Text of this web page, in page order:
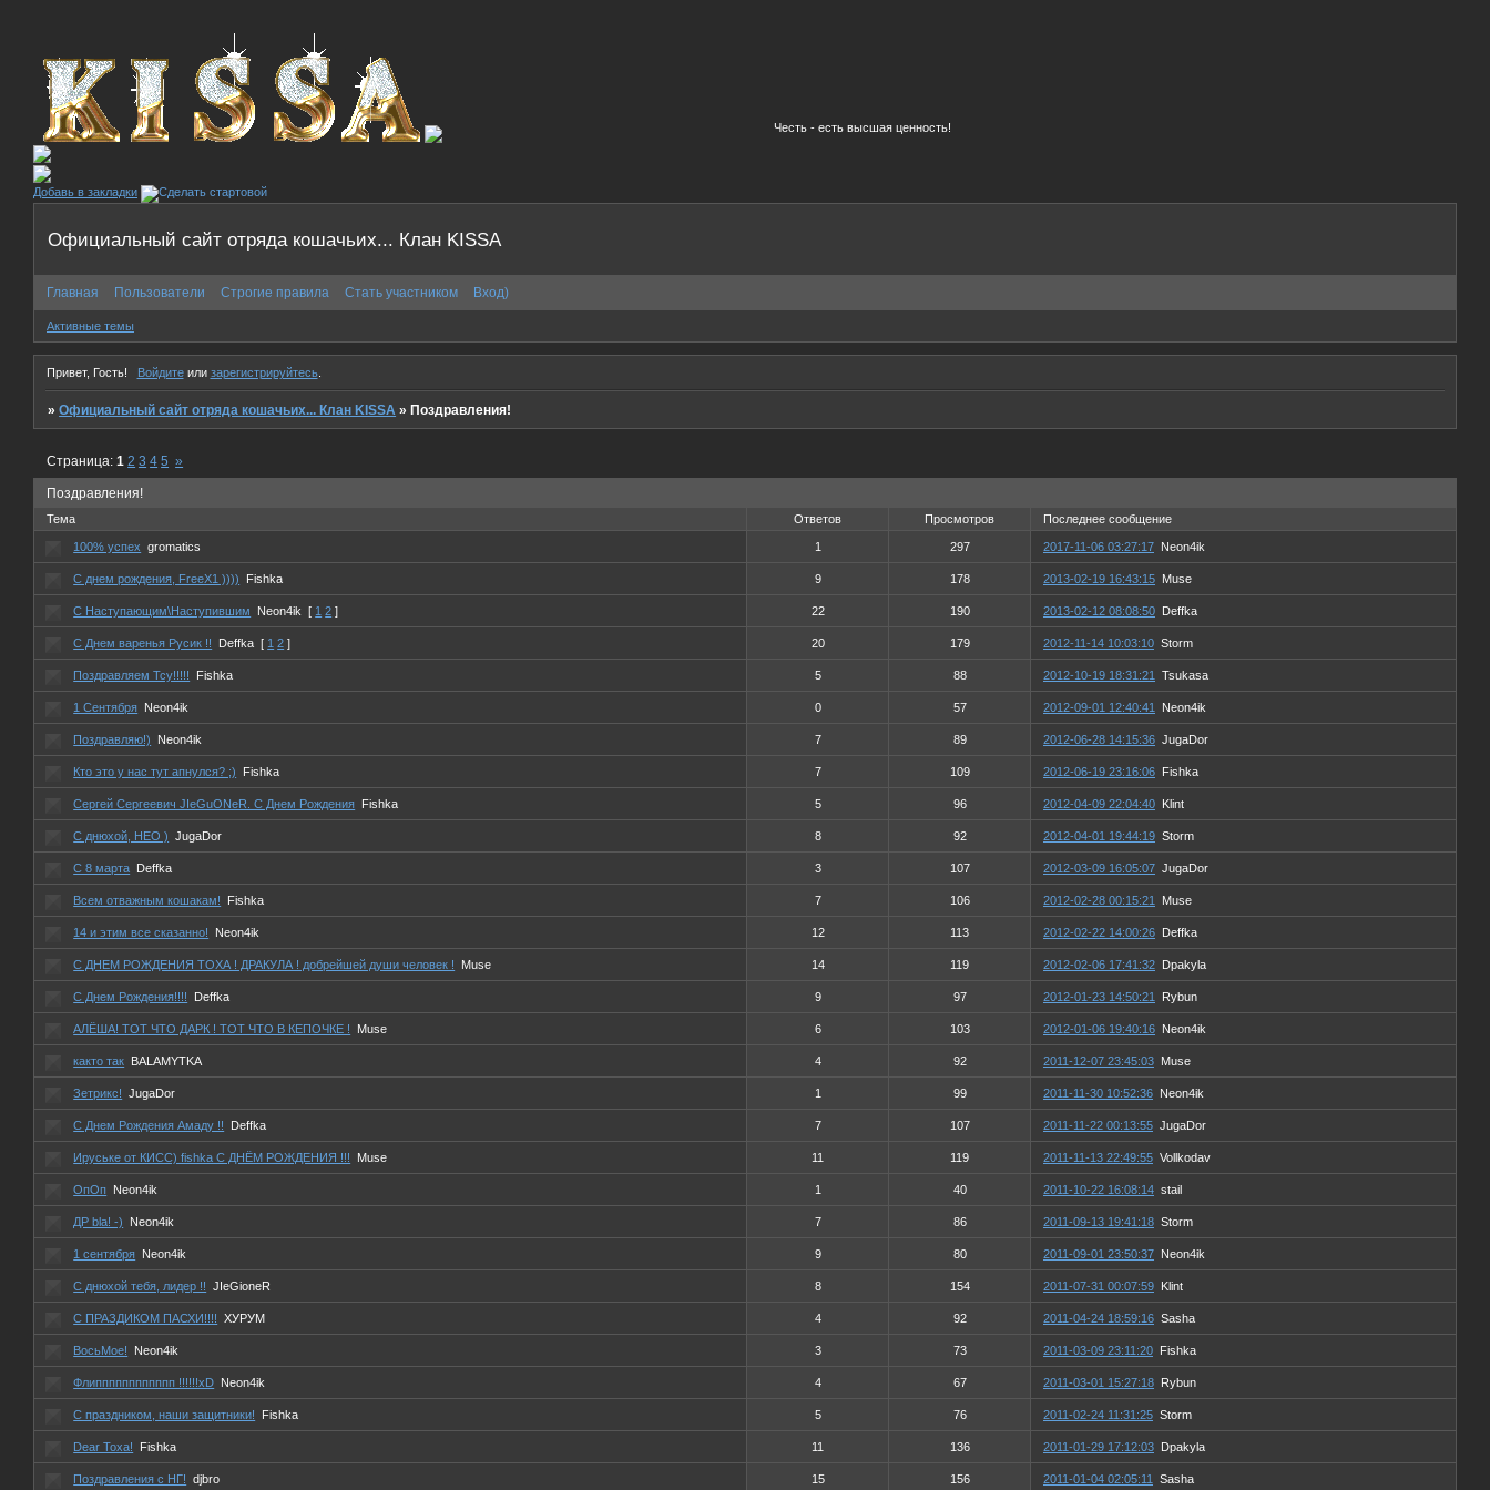
Честь - есть высшая ценность!
Добавь в закладки
Официальный сайт отряда кошачьих... Клан KISSA
Главная Пользователи Строгие правила Стать участником Вход)
Активные темы
Привет, Гость! Войдитеили зарегистрируйтесь.
»Официальный сайт отряда кошачьих... Клан KISSA »Поздравления!
Поздравления!
Страница:1 2 3 4 5 »
Тема Ответов Просмотров Последнее сообщение
100% успех gromatics 1 297 2017-11-06 03:27:17 Neon4ik
С днем рождения, FreeX1 )))) Fishka 9 178 2013-02-19 16:43:15 Muse
С Наступающим\Наступившим Neon4ik [ 1 2 ] 22 190 2013-02-12 08:08:50 Deffka
C Днем варенья Русик !! Deffka [ 1 2 ] 20 179 2012-11-14 10:03:10 Storm
Поздравляем Тсу!!!!! Fishka 5 88 2012-10-19 18:31:21 Tsukasa
1 Сентября Neon4ik 0 57 2012-09-01 12:40:41 Neon4ik
Поздравляю!) Neon4ik 7 89 2012-06-28 14:15:36 JugaDor
Кто это у нас тут апнулся? ;) Fishka 7 109 2012-06-19 23:16:06 Fishka
Сергей Сергеевич JIeGuONeR. C Днем Рождения Fishka 5 96 2012-04-09 22:04:40 Klint
С днюхой, НЕО ) JugaDor 8 92 2012-04-01 19:44:19 Storm
C 8 марта Deffka 3 107 2012-03-09 16:05:07 JugaDor
Всем отважным кошакам! Fishka 7 106 2012-02-28 00:15:21 Muse
14 и этим все сказанно! Neon4ik 12 113 2012-02-22 14:00:26 Deffka
С ДНЕМ РОЖДЕНИЯ ТОХА ! ДРАКУЛА ! добрейшей души человек ! Muse 14 119 2012-02-06 17:41:32 Dpakyla
С Днем Рождения!!!! Deffka 9 97 2012-01-23 14:50:21 Rybun
АЛЁША! ТОТ ЧТО ДАРК ! ТОТ ЧТО В КЕПОЧКЕ ! Muse 6 103 2012-01-06 19:40:16 Neon4ik
както так BALAMYTKA 4 92 2011-12-07 23:45:03 Muse
Зетрикс! JugaDor 1 99 2011-11-30 10:52:36 Neon4ik
С Днем Рождения Амаду !! Deffka 7 107 2011-11-22 00:13:55 JugaDor
Ируське от КИСС) fishka С ДНЁМ РОЖДЕНИЯ !!! Muse 11 119 2011-11-13 22:49:55 Vollkodav
ОпОп Neon4ik 1 40 2011-10-22 16:08:14 stail
ДР bla! -) Neon4ik 7 86 2011-09-13 19:41:18 Storm
1 сентября Neon4ik 9 80 2011-09-01 23:50:37 Neon4ik
С днюхой тебя, лидер !! JIeGioneR 8 154 2011-07-31 00:07:59 Klint
С ПРАЗДИКОМ ПАСХИ!!!! ХУРУМ 4 92 2011-04-24 18:59:16 Sasha
ВосьМое! Neon4ik 3 73 2011-03-09 23:11:20 Fishka
Флипппппппппппп !!!!!!xD Neon4ik 4 67 2011-03-01 15:27:18 Rybun
С праздником, наши защитники! Fishka 5 76 2011-02-24 11:31:25 Storm
Dear Тоха! Fishka 11 136 2011-01-29 17:12:03 Dpakyla
Поздравления с НГ! djbro 15 156 2011-01-04 02:05:11 Sasha